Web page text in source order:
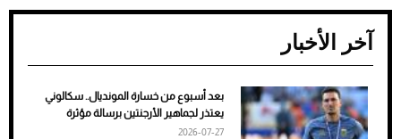
ضعف تبريد مكيف السيارة عند الوقوف.. أشهر
الأسباب والحلول
آخر الأخبار
بعد أسبوع من خسارة المونديال.. سكالوني
يعتذر لجماهير الأرجنتين برسالة مؤثرة
2026-07-27